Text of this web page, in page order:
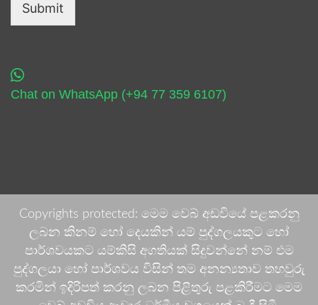
Submit
Chat on WhatsApp (+94 77 359 6107)
Copyrights protected: මෙම වෙබ් අඩවියේ පළකරනු
ලබන කිනම් හෝ දෙයකින් යම් පුද්ගලයකුට හෝ
පාර්ශවයකට යම්කිසි අගතියක් සිදුවන්නේ නම් එම
පුද්ගලයා හෝ පාර්ශවය විසින් තම අනන්‍යතාව තහවුරු
කරමින් ඉදිරිපත් කරනු ලබන පිළිතුරු පළකිරීමට මෙම